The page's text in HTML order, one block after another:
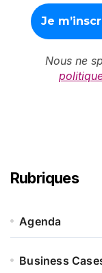
Nous ne
Rubriques
Agenda
Business